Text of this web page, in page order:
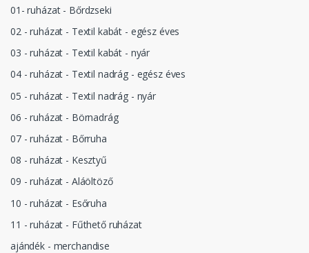
01- ruházat - Bőrdzseki
02 - ruházat - Textil kabát - egész éves
03 - ruházat - Textil kabát - nyár
04 - ruházat - Textil nadrág - egész éves
05 - ruházat - Textil nadrág - nyár
06 - ruházat - Börnadrág
07 - ruházat - Bőrruha
08 - ruházat - Kesztyű
09 - ruházat - Aláöltöző
10 - ruházat - Esőruha
11 - ruházat - Fűthető ruházat
ajándék - merchandise